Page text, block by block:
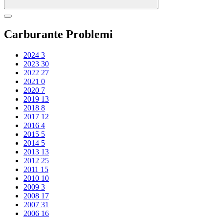
Carburante Problemi
2024 3
2023 30
2022 27
2021 0
2020 7
2019 13
2018 8
2017 12
2016 4
2015 5
2014 5
2013 13
2012 25
2011 15
2010 10
2009 3
2008 17
2007 31
2006 16